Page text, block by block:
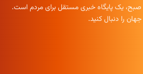
یک پایگاه خبری مستقل برای مردم است.
را دنبال کنید.